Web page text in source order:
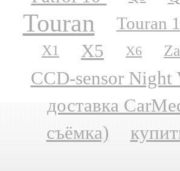
Touran Touran
X1 X5 X6
CCD-sensor Night
доставка
съёмка)